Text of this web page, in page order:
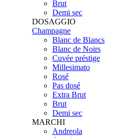
Brut
Demi sec
DOSAGGIO
Champagne
Blanc de Blancs
Blanc de Noirs
Cuvée préstige
Millesimato
Rosé
Pas dosé
Extra Brut
Brut
Demi sec
MARCHI
Andreola